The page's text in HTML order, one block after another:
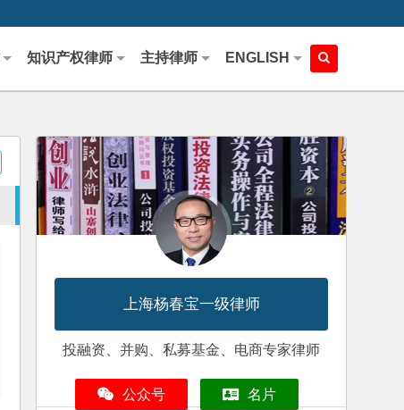
知识产权律师 主持律师 ENGLISH
上海杨春宝一级律师
投融资、并购、私募基金、电商专家律师
公众号 名片